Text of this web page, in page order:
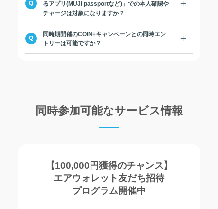
るアプリ(MUJI passportなど)」での本人確認や
チャージは対象になりますか？
同時期開催のCOIN+キャンペーンとの同時エン
トリーは可能ですか？
同時参加可能なサービス情報
【100,000円獲得のチャンス】
エアウォレット友だち招待
プログラム開催中